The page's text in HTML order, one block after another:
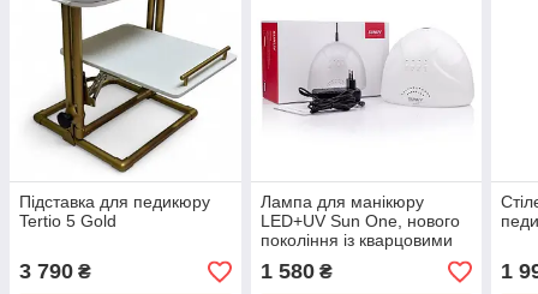
Підставка для педикюру
Tertio 5 Gold
3 790 ₴
Лампа для манікюру
LED+UV Sun One, нового
покоління із кварцовими
діодами, 48Вт оригінал
1 580₴ 1